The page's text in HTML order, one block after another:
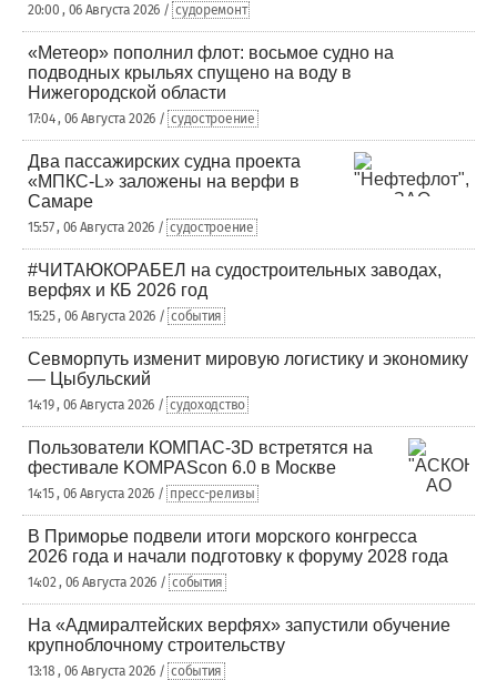
20:00 , 06 Августа 2026 / судоремонт
«Метеор» пополнил флот: восьмое судно на
подводных крыльях спущено на воду в
Нижегородской области
17:04 , 06 Августа 2026 / судостроение
Два пассажирских судна проекта
«МПКС-L» заложены на верфи в
Самаре
15:57 , 06 Августа 2026 / судостроение
#ЧИТАЮКОРАБЕЛ на судостроительных заводах,
верфях и КБ 2026 год
15:25 , 06 Августа 2026 / события
Севморпуть изменит мировую логистику и экономику
— Цыбульский
14:19 , 06 Августа 2026 / судоходство
Пользователи КОМПАС-3D встретятся на
фестивале KOMPAScon 6.0 в Москве
14:15 , 06 Августа 2026 / пресс-релизы
В Приморье подвели итоги морского конгресса
2026 года и начали подготовку к форуму 2028 года
14:02 , 06 Августа 2026 / события
На «Адмиралтейских верфях» запустили обучение
крупноблочному строительству
13:18 , 06 Августа 2026 / события